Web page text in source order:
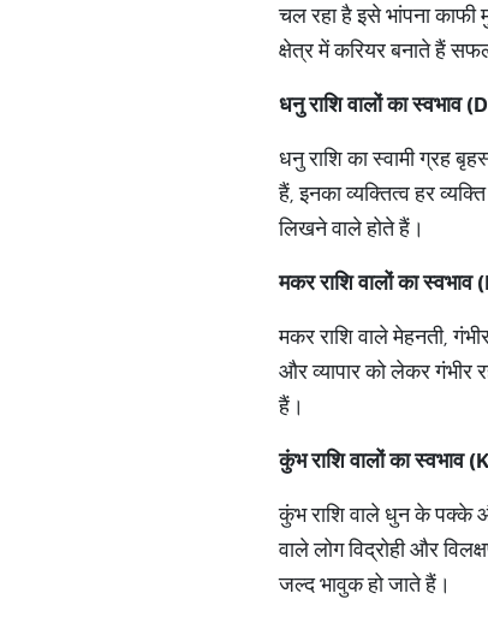
चल रहा है इसे भांपना
क्षेत्र में करियर बनाते हैं
धनु राशि वालों का
धनु राशि का स्वामी ग्रह
हैं, इनका व्यक्तित्व हर
लिखने वाले होते हैं।
मकर राशि वालों का
मकर राशि वाले मेहनती,
और व्यापार को लेकर गंभीर
हैं।
कुंभराशिवालोंकास्वभाव
कुंभ राशि वाले धुन के पक्के
वाले लोग विद्रोही और
जल्द भावुक हो जाते हैं।